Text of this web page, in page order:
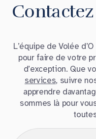
Contactez
L’équipe de Volée
pour faire de votre
d’exception. Que
services, suivre
apprendre
sommes là pour